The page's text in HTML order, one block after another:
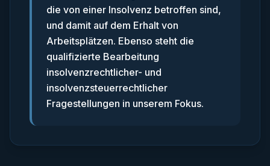
die von einer Insolvenz betroffen sind,
und damit auf dem Erhalt von
Arbeitsplätzen. Ebenso steht die
qualifizierte Bearbeitung
insolvenzrechtlicher- und
insolvenzsteuerrechtlicher
Fragestellungen in unserem Fokus.